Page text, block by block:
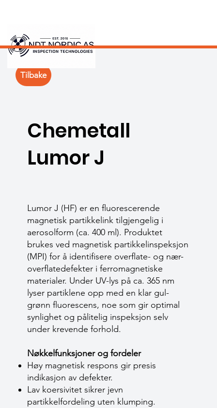
Chemetall
Lumor J
Lumor J (HF) er en fluorescerende
magnetisk partikkelink tilgjengelig i
aerosolform (ca. 400 ml). Produktet
brukes ved magnetisk partikkelinspeksjon
(MPI) for å identifisere overflate- og nær-
overflatedefekter i ferromagnetiske
materialer. Under UV-lys på ca. 365 nm
lyser partiklene opp med en klar gul-
grønn fluorescens, noe som gir optimal
synlighet og pålitelig inspeksjon selv
under krevende forhold.
Nøkkelfunksjoner og fordeler
Høy magnetisk respons gir presis
indikasjon av defekter.
Lav koersi­vitet sikrer jevn
partikkelfordeling uten klumping.
Tilbake